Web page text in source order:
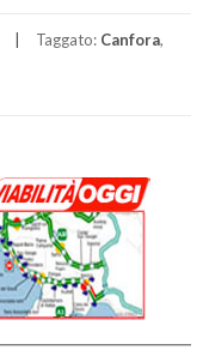
Taggato: Canfora,